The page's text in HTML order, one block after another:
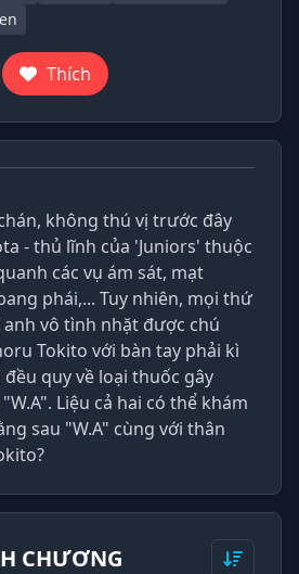
Thích
không thú vị trước đây
- thủ lĩnh của 'Juniors' thuộc
các vụ ám sát, mạt
phái,... Tuy nhiên, mọi thứ
vô tình nhặt được chú
Tokito với bàn tay phải kì
đều quy về loại thuốc gây
Liệu cả hai có thể khám
sau "W.A" cùng với thân
CHƯƠNG